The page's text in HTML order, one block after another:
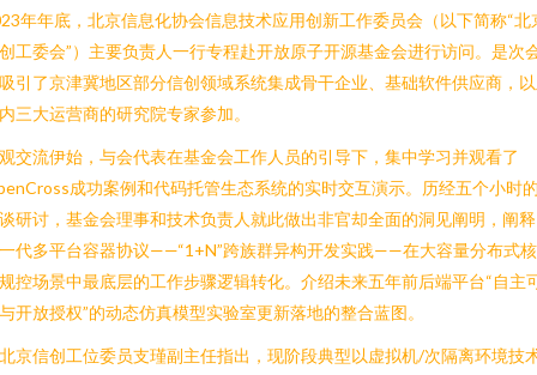
年年底，北京信息化协会信息技术应用创新工作委员会（以下简称“北
工委会”）主要负责人一行专程赴开放原子开源基金会进行访问。是次
引了京津冀地区部分信创领域系统集成骨干企业、基础软件供应商，
三大运营商的研究院专家参加。
交流伊始，与会代表在基金会工作人员的引导下，集中学习并观看了
成功案例和代码托管生态系统的实时交互演示。历经五个小时
研讨，基金会理事和技术负责人就此做出非官却全面的洞见阐明，阐
代多平台容器协议——“1+N”跨族群异构开发实践——在大容量分布式
控场景中最底层的工作步骤逻辑转化。介绍未来五年前后端平台“自主
开放授权”的动态仿真模型实验室更新落地的整合蓝图。
京信创工位委员支瑾副主任指出，现阶段典型以虚拟机/次隔离环境技